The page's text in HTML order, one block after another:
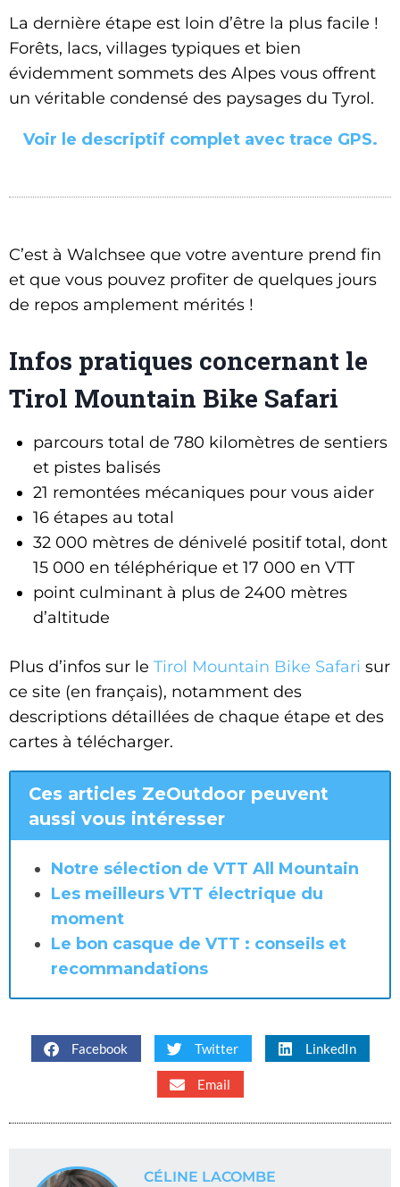
La dernière étape est loin d’être la plus facile !
Forêts, lacs, villages typiques et bien
évidemment sommets des Alpes vous offrent
un véritable condensé des paysages du Tyrol.
Voir le descriptif complet avec trace GPS.
C’est à Walchsee que votre aventure prend fin
et que vous pouvez profiter de quelques jours
de repos amplement mérités !
Infos pratiques concernant le
Tirol Mountain Bike Safari
parcours total de 780 kilomètres de sentiers
et pistes balisés
21 remontées mécaniques pour vous aider
16 étapes au total
32 000 mètres de dénivelé positif total, dont
15 000 en téléphérique et 17 000 en VTT
point culminant à plus de 2400 mètres
d’altitude
Plus d’infos sur le Tirol Mountain Bike Safari sur
ce site (en français), notamment des
descriptions détaillées de chaque étape et des
cartes à télécharger.
Ces articles ZeOutdoor peuvent
aussi vous intéresser
Notre sélection de VTT All Mountain
Les meilleurs VTT électrique du
moment
Le bon casque de VTT : conseils et
recommandations
Facebook Twitter LinkedIn
Email
CÉLINE LACOMBE